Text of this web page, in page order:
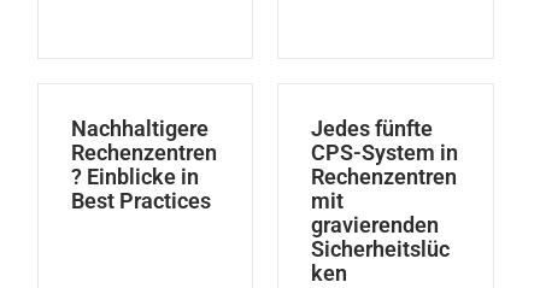
Nachhaltigere
Rechenzentren
? Einblicke in
Best Practices
Jedes fünfte
CPS-System in
Rechenzentren
mit
gravierenden
Sicherheitslüc
ken